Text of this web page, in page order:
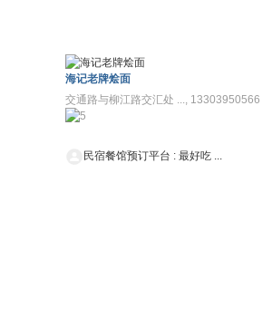
海记老牌烩面
交通路与柳江路交汇处 ..., 13303950566
民宿餐馆预订平台 : 最好吃 ...